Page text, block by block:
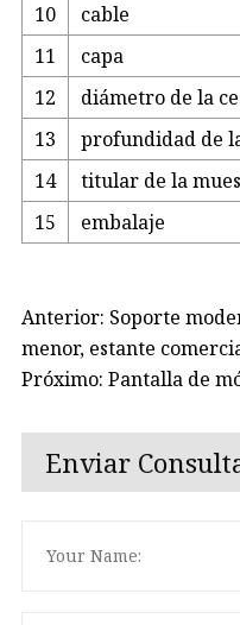
10
cable
11
capa
12
diámetro de la
13
profundidad de
14
titular de la
15
embalaje
Anterior: Soporte
menor, estante
Próximo: Pantalla de
Enviar